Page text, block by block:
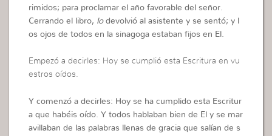
rimidos; para proclamar el año favorable del señor.
Cerrando el libro, lodevolvió al asistente y se sentó; y l
os ojos de todos en la sinagoga estaban fijos en El.
Empezó a decirles: Hoy se cumplió esta Escritura en vu
estros oídos.
Y comenzó a decirles: Hoy se ha cumplido esta Escritur
a que habéis oído. Y todos hablaban bien de El y se mar
avillaban de las palabras llenas de gracia que salían de s